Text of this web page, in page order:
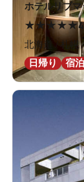
ホテルリブ
★★ ★★★
北海道 / 札幌
日帰り
宿泊